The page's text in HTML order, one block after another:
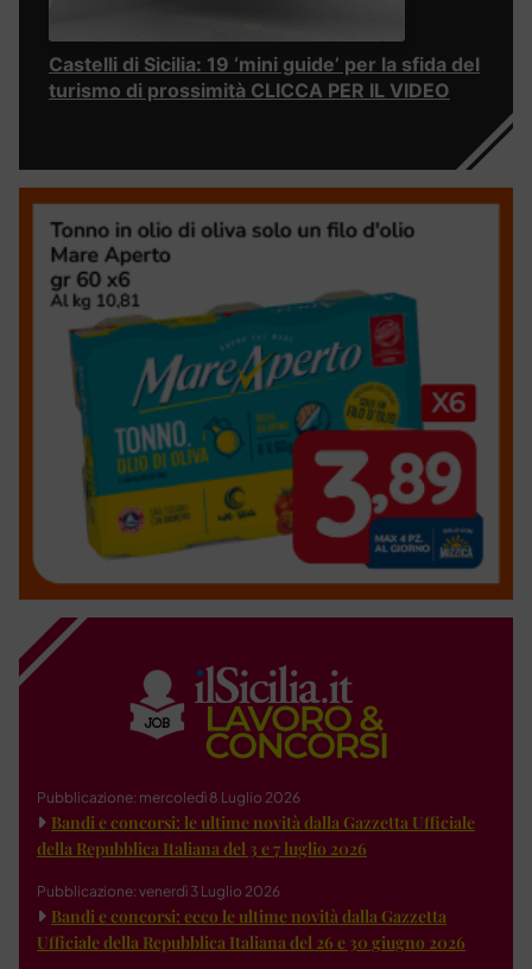
Castelli di Sicilia: 19 ‘mini guide’ per la sfida del
turismo di prossimità CLICCA PER IL VIDEO
Pubblicazione: mercoledì 8 Luglio 2026
Bandi e concorsi: le ultime novità dalla Gazzetta Ufficiale
della Repubblica Italiana del 3 e 7 luglio 2026
Pubblicazione: venerdì 3 Luglio 2026
Bandi e concorsi: ecco le ultime novità dalla Gazzetta
Ufficiale della Repubblica Italiana del 26 e 30 giugno 2026